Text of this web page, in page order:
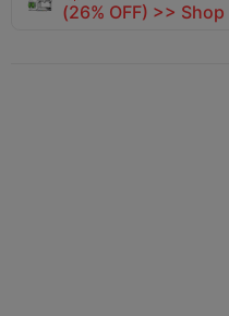
(26% OFF) >>